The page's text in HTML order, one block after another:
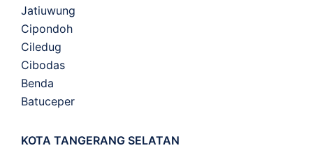
Jatiuwung
Cipondoh
Ciledug
Cibodas
Benda
Batuceper
KOTA TANGERANG SELATAN